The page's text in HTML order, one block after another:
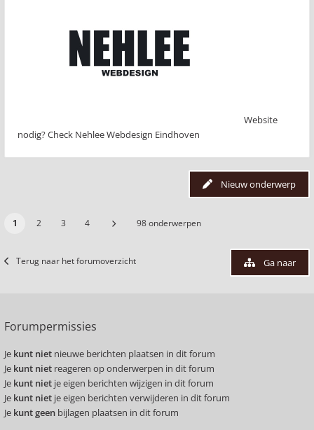
Website
nodig? Check Nehlee Webdesign Eindhoven
Nieuw onderwerp
1 2 3 4 98 onderwerpen
Terug naar het forumoverzicht Ga naar
Forumpermissies
Je kunt niet nieuwe berichten plaatsen in dit forum
Je kunt niet reageren op onderwerpen in dit forum
Je kunt niet je eigen berichten wijzigen in dit forum
Je kunt niet je eigen berichten verwijderen in dit forum
Je kunt geen bijlagen plaatsen in dit forum